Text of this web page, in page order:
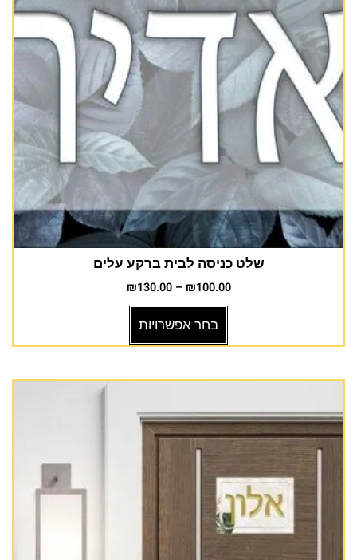
שלט כניסה לבית ברקע עלים
₪100.00
–
₪130.00
בחר אפשרויות